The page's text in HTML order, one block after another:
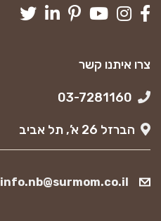
צרו איתנו קשר
הברזל 26 א’, תל אביב
info.nb@surmom.co.il